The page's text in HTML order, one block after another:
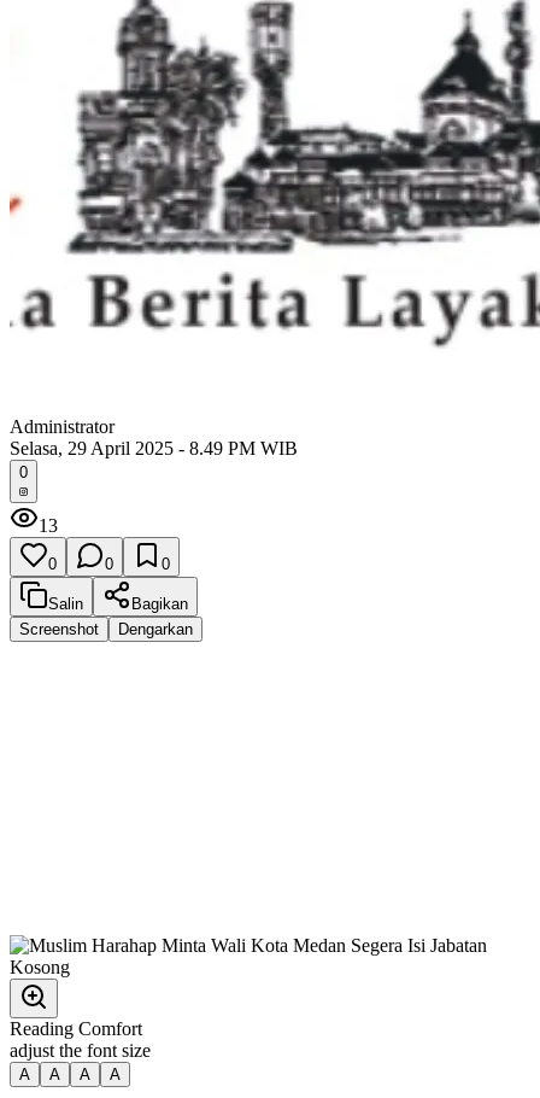
Administrator
Selasa, 29 April 2025 - 8.49 PM WIB
0
13
0 0 0
Salin
Bagikan
Screenshot
Dengarkan
Reading Comfort
adjust the font size
A A A A